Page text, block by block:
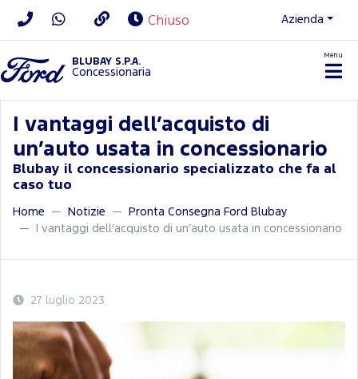
Chiuso Azienda
BLUBAY S.P.A.
Concessionaria
Menu
I vantaggi dell’acquisto di
un’auto usata in concessionario
Blubay il concessionario specializzato che fa al
caso tuo
Home Notizie
Pronta Consegna Ford Blubay
I vantaggi dell’acquisto di un’auto usata in concessionario
27 luglio 2023